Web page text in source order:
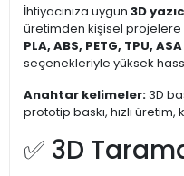
İhtiyacınıza uygun 3D
üretimden kişisel projelere
PLA, ABS, PETG, TPU, ASA
seçenekleriyle yüksek
Anahtar kelimeler:3D
prototip baskı, hızlı üretim,
✅ 3D